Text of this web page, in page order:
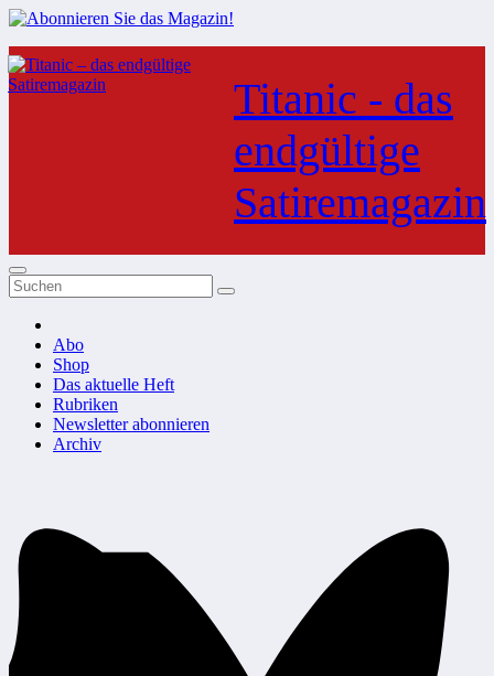
Zum
Inhalt
springen
Titanic - das
endgültige
Satiremagazin
Abo
Shop
Das aktuelle Heft
Rubriken
Newsletter abonnieren
Archiv